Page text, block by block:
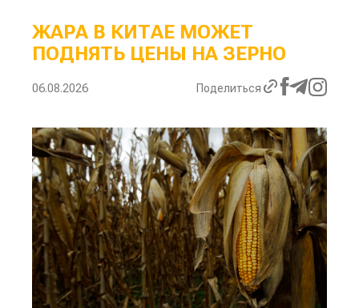
ЖАРА В КИТАЕ МОЖЕТ
ПОДНЯТЬ ЦЕНЫ НА ЗЕРНО
06.08.2026 Поделиться